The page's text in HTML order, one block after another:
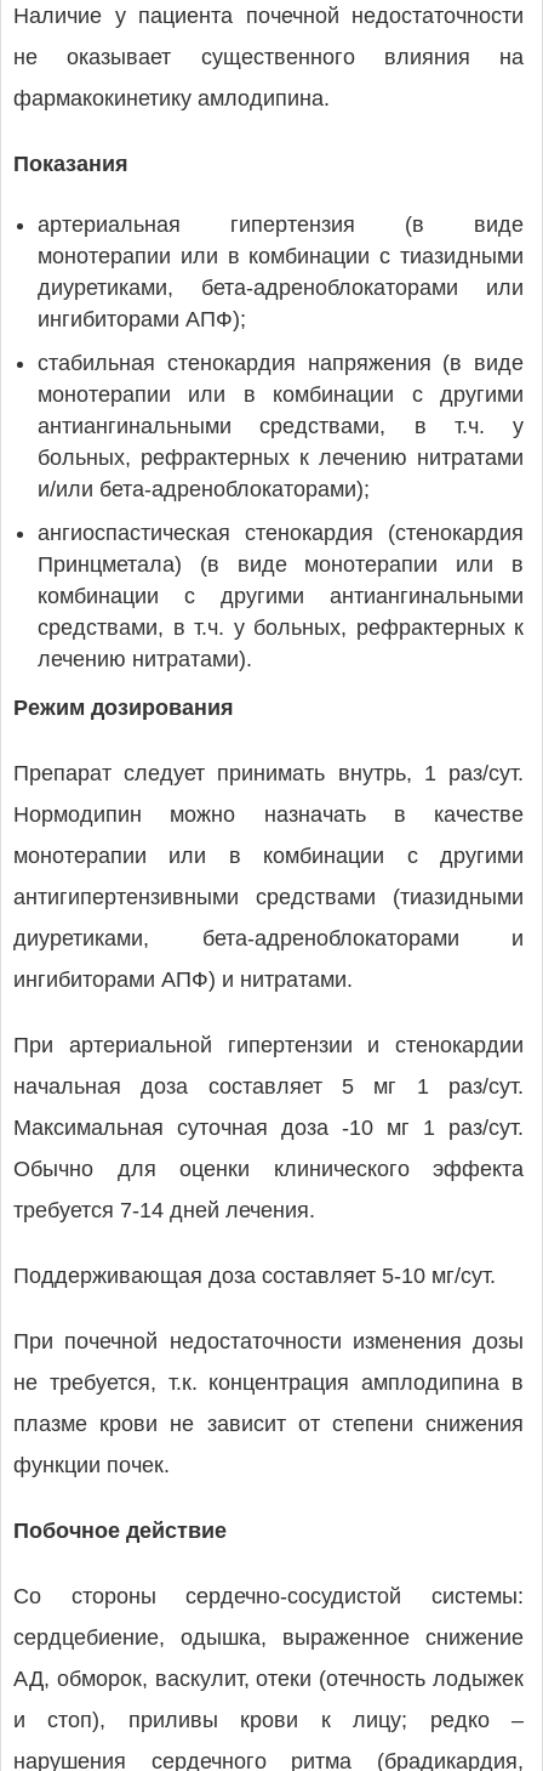
Наличие у пациента почечной недостаточности
не оказывает существенного влияния на
фармакокинетику амлодипина.
Показания
артериальная гипертензия (в виде
монотерапии или в комбинации с тиазидными
диуретиками, бета-адреноблокаторами или
ингибиторами АПФ);
стабильная стенокардия напряжения (в виде
монотерапии или в комбинации с другими
антиангинальными средствами, в т.ч. у
больных, рефрактерных к лечению нитратами
и/или бета-адреноблокаторами);
ангиоспастическая стенокардия (стенокардия
Принцметала) (в виде монотерапии или в
комбинации с другими антиангинальными
средствами, в т.ч. у больных, рефрактерных к
лечению нитратами).
Режим дозирования
Препарат следует принимать внутрь, 1 раз/сут.
Нормодипин можно назначать в качестве
монотерапии или в комбинации с другими
антигипертензивными средствами (тиазидными
диуретиками, бета-адреноблокаторами и
ингибиторами АПФ) и нитратами.
При артериальной гипертензии и стенокардии
начальная доза составляет 5 мг 1 раз/сут.
Максимальная суточная доза -10 мг 1 раз/сут.
Обычно для оценки клинического эффекта
требуется 7-14 дней лечения.
Поддерживающая доза составляет 5-10 мг/сут.
При почечной недостаточности изменения дозы
не требуется, т.к. концентрация амплодипина в
плазме крови не зависит от степени снижения
функции почек.
Побочное действие
Со стороны сердечно-сосудистой системы:
сердцебиение, одышка, выраженное снижение
АД, обморок, васкулит, отеки (отечность лодыжек
и стоп), приливы крови к лицу; редко –
нарушения сердечного ритма (брадикардия,